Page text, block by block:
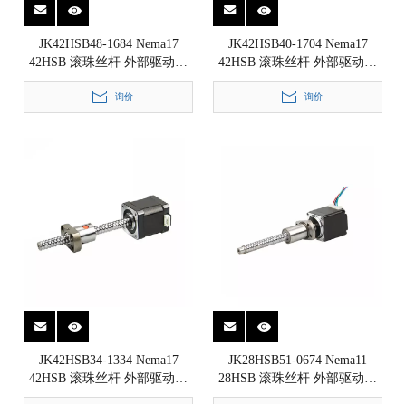
JK42HSB48-1684 Nema17
42HSB 滚珠丝杆 外部驱动式
直线步进电机 1.8°
42x42x48mm
询价
JK42HSB40-1704 Nema17
42HSB 滚珠丝杆 外部驱动式
直线步进电机 1.8°
42x42x40mm
询价
JK42HSB34-1334 Nema17
42HSB 滚珠丝杆 外部驱动式
直线步进电机 1.8°
JK28HSB51-0674 Nema11
28HSB 滚珠丝杆 外部驱动式
直线步进电机 1.8°